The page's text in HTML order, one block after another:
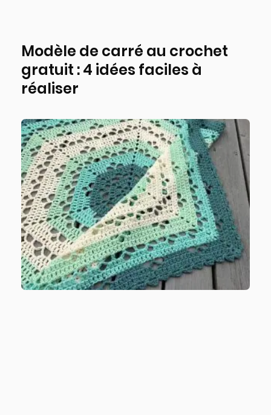
Modèle de carré au crochet
gratuit : 4 idées faciles à
réaliser